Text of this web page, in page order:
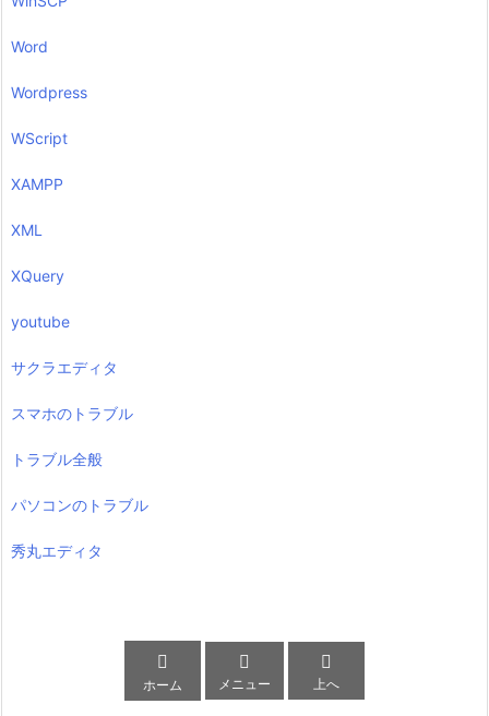
Word
Wordpress
WScript
XAMPP
XML
XQuery
youtube
サクラエディタ
スマホのトラブル
トラブル全般
パソコンのトラブル
秀丸エディタ

ホーム

メニュー

上へ